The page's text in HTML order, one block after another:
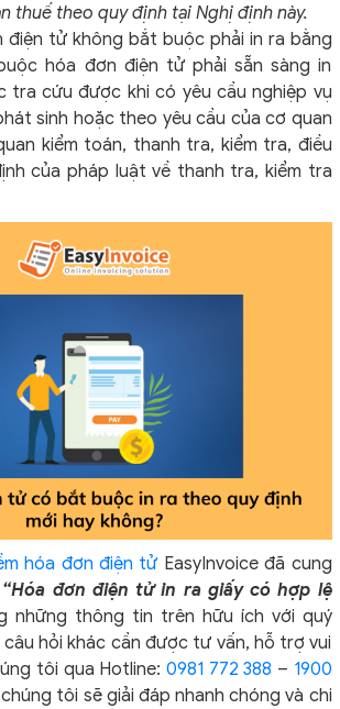
thuế theo quy định tại Nghị định này.
điện tử không bắt buộc phải in ra bằng
hóa đơn điện tử phải sẵn sàng in
tra cứu được khi có yêu cầu nghiệp vụ
sinh hoặc theo yêu cầu của cơ quan
kiểm toán, thanh tra, kiểm tra, điều
của pháp luật về thanh tra, kiểm tra
hóa đơn điện tử EasyInvoice đã cung
“Hóa đơn điện tử in ra giấy có hợp lệ
những thông tin trên hữu ích với quý
hỏi khác cần được tư vấn, hỗ trợ vui
tôi qua Hotline: 0981 772 388 – 1900
tôi sẽ giải đáp nhanh chóng và chi